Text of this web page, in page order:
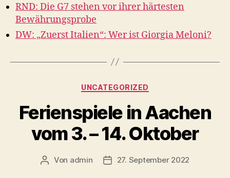
RND: Die G7 stehen vor ihrer härtesten
Bewährungsprobe
DW: „Zuerst Italien“: Wer ist Giorgia Meloni?
Kategorien
UNCATEGORIZED
Ferienspiele in Aachen
vom 3. – 14. Oktober
Beitragsautor
Von admin Veröffentlichungsdatum
27. September 2022